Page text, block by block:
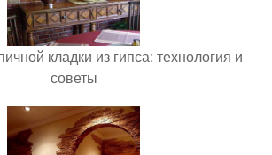
кладки из гипса: технология и
советы